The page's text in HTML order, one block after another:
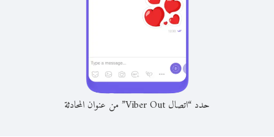
حدد “اتصال Viber Out” من عنوان المحادثة